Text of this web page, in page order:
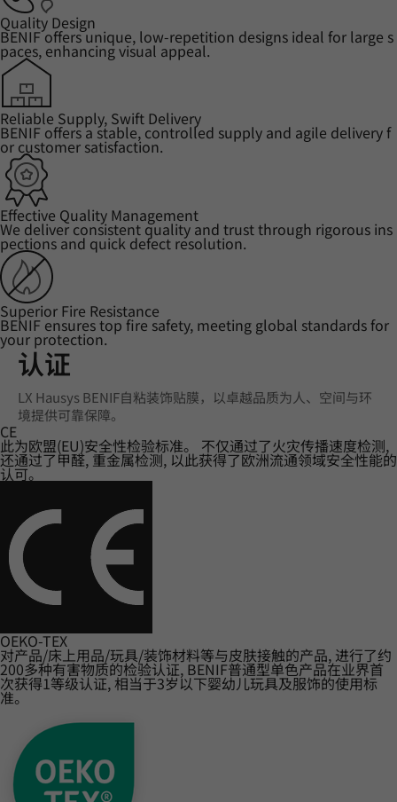
Quality Design
BENIF offers unique, low-repetition designs ideal for large s
paces, enhancing visual appeal.
Reliable Supply, Swift Delivery
BENIF offers a stable, controlled supply and agile delivery f
or customer satisfaction.
Effective Quality Management
We deliver consistent quality and trust through rigorous ins
pections and quick defect resolution.
Superior Fire Resistance
BENIF ensures top fire safety, meeting global standards for
your protection.
认证
LX Hausys BENIF自粘装饰贴膜，以卓越品质为人、空间与环
境提供可靠保障。
CE
此为欧盟(EU)安全性检验标准。 不仅通过了火灾传播速度检测,
还通过了甲醛, 重金属检测, 以此获得了欧洲流通领域安全性能的
认可。
OEKO-TEX
对产品/床上用品/玩具/装饰材料等与皮肤接触的产品, 进行了约
200多种有害物质的检验认证, BENIF普通型单色产品在业界首
次获得1等级认证, 相当于3岁以下婴幼儿玩具及服饰的使用标
准。